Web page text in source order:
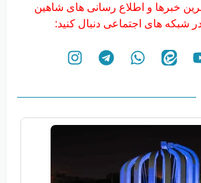
خبرها و اطلاع رسانی های شاهین
شبکه های اجتماعی دنبال کنید: